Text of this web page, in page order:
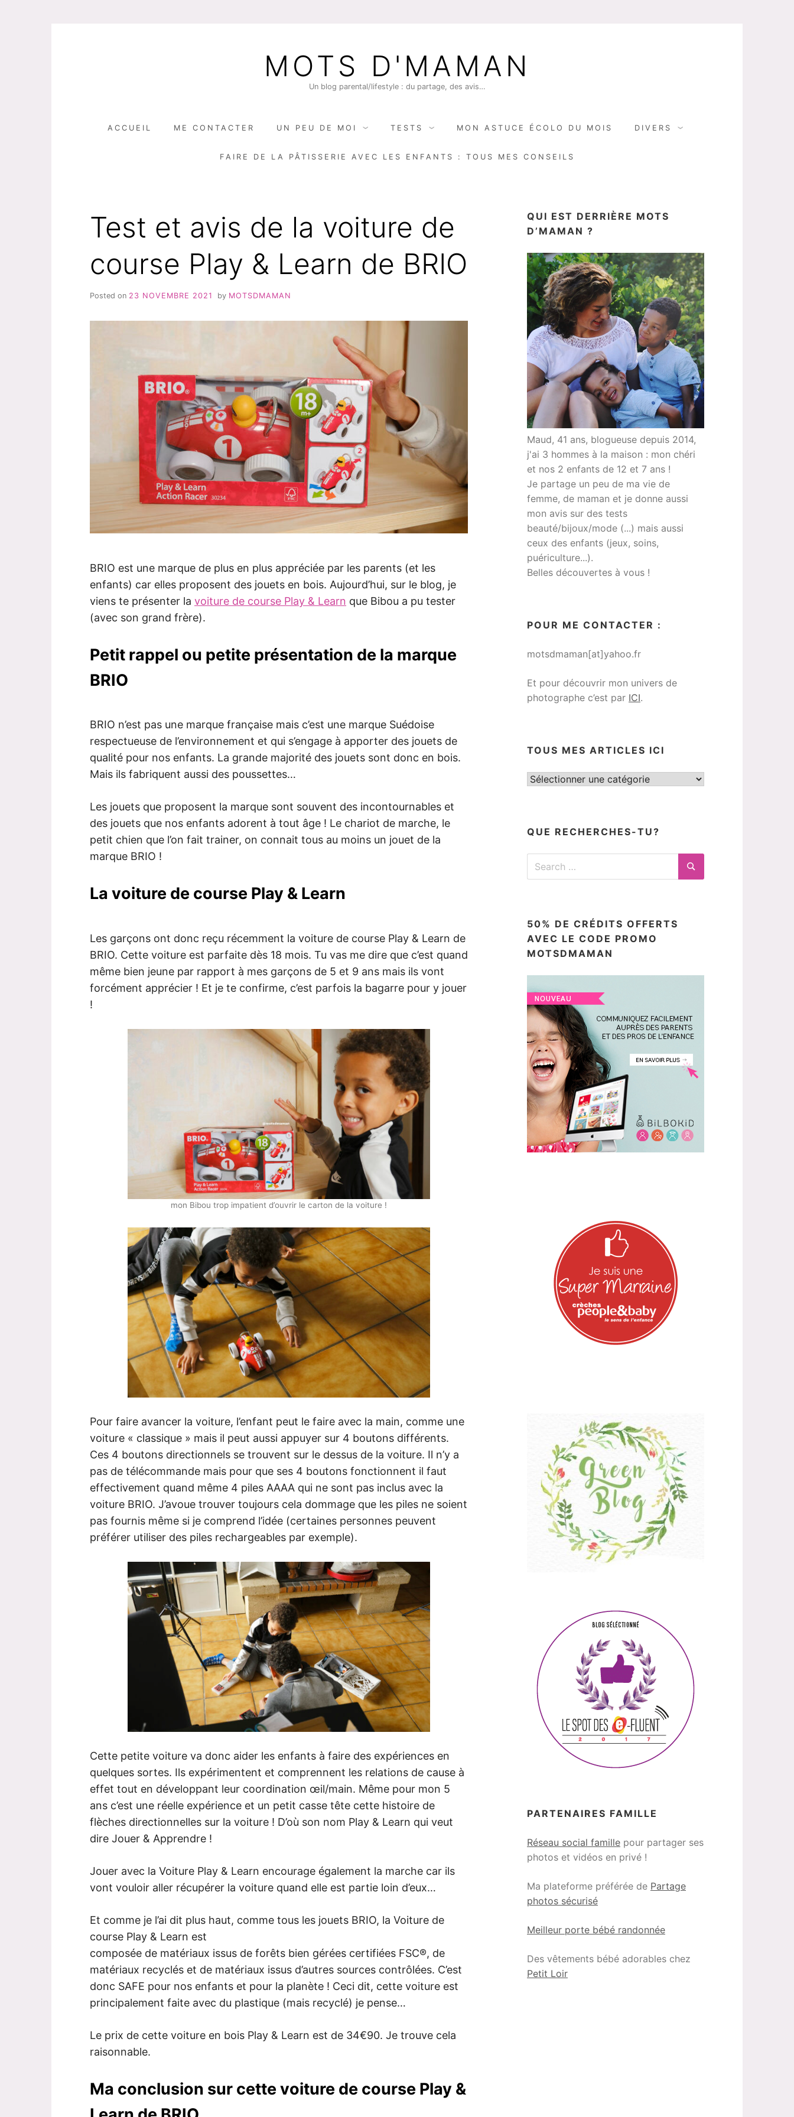
MOTS D'MAMAN
Un blog parental/lifestyle : du partage, des avis…
ACCUEIL ME CONTACTER UN PEU DE MOI TESTS MON ASTUCE ÉCOLO DU MOIS DIVERS
FAIRE DE LA PÂTISSERIE AVEC LES ENFANTS : TOUS MES CONSEILS
Test et avis de la voiture de
course Play & Learn de BRIO
Posted on 23 NOVEMBRE 2021 by MOTSDMAMAN
BRIO est une marque de plus en plus appréciée par les parents (et les
enfants) car elles proposent des jouets en bois. Aujourd’hui, sur le blog, je
viens te présenter la voiture de course Play & Learn que Bibou a pu tester
(avec son grand frère).
Petit rappel ou petite présentation de la marque
BRIO
BRIO n’est pas une marque française mais c’est une marque Suédoise
respectueuse de l’environnement et qui s’engage à apporter des jouets de
qualité pour nos enfants. La grande majorité des jouets sont donc en bois.
Mais ils fabriquent aussi des poussettes…
Les jouets que proposent la marque sont souvent des incontournables et
des jouets que nos enfants adorent à tout âge ! Le chariot de marche, le
petit chien que l’on fait trainer, on connait tous au moins un jouet de la
marque BRIO !
La voiture de course Play & Learn
Les garçons ont donc reçu récemment la voiture de course Play & Learn de
BRIO. Cette voiture est parfaite dès 18 mois. Tu vas me dire que c’est quand
même bien jeune par rapport à mes garçons de 5 et 9 ans mais ils vont
forcément apprécier ! Et je te confirme, c’est parfois la bagarre pour y jouer
!
mon Bibou trop impatient d’ouvrir le carton de la voiture !
Pour faire avancer la voiture, l’enfant peut le faire avec la main, comme une
voiture « classique » mais il peut aussi appuyer sur 4 boutons différents.
Ces 4 boutons directionnels se trouvent sur le dessus de la voiture. Il n’y a
pas de télécommande mais pour que ses 4 boutons fonctionnent il faut
effectivement quand même 4 piles AAAA qui ne sont pas inclus avec la
voiture BRIO. J’avoue trouver toujours cela dommage que les piles ne soient
pas fournis même si je comprend l’idée (certaines personnes peuvent
préférer utiliser des piles rechargeables par exemple).
Cette petite voiture va donc aider les enfants à faire des expériences en
quelques sortes. Ils expérimentent et comprennent les relations de cause à
effet tout en développant leur coordination œil/main. Même pour mon 5
ans c’est une réelle expérience et un petit casse tête cette histoire de
flèches directionnelles sur la voiture ! D’où son nom Play & Learn qui veut
dire Jouer & Apprendre !
Jouer avec la Voiture Play & Learn encourage également la marche car ils
vont vouloir aller récupérer la voiture quand elle est partie loin d’eux…
Et comme je l’ai dit plus haut, comme tous les jouets BRIO, la Voiture de
course Play & Learn est
composée de matériaux issus de forêts bien gérées certifiées FSC®, de
matériaux recyclés et de matériaux issus d’autres sources contrôlées. C’est
donc SAFE pour nos enfants et pour la planète ! Ceci dit, cette voiture est
principalement faite avec du plastique (mais recyclé) je pense…
Le prix de cette voiture en bois Play & Learn est de 34€90. Je trouve cela
raisonnable.
Ma conclusion sur cette voiture de course Play &
QUI EST DERRIÈRE MOTS
D’MAMAN ?
Maud, 41 ans, blogueuse depuis 2014,
j'ai 3 hommes à la maison : mon chéri
et nos 2 enfants de 12 et 7 ans !
Je partage un peu de ma vie de
femme, de maman et je donne aussi
mon avis sur des tests
beauté/bijoux/mode (...) mais aussi
ceux des enfants (jeux, soins,
puériculture...).
Belles découvertes à vous !
POUR ME CONTACTER :
motsdmaman[at]yahoo.fr
Et pour découvrir mon univers de
photographe c’est par ICI.
TOUS MES ARTICLES ICI
Tous
QUE RECHERCHES-TU?
Search
Search
50% DE CRÉDITS OFFERTS
AVEC LE CODE PROMO
MOTSDMAMAN
PARTENAIRES FAMILLE
Réseau social famille pour partager ses
photos et vidéos en privé !
Ma plateforme préférée de Partage
photos sécurisé
Meilleur porte bébé randonnée
Des vêtements bébé adorables chez
Petit Loir